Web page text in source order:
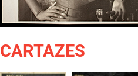
CARTAZES